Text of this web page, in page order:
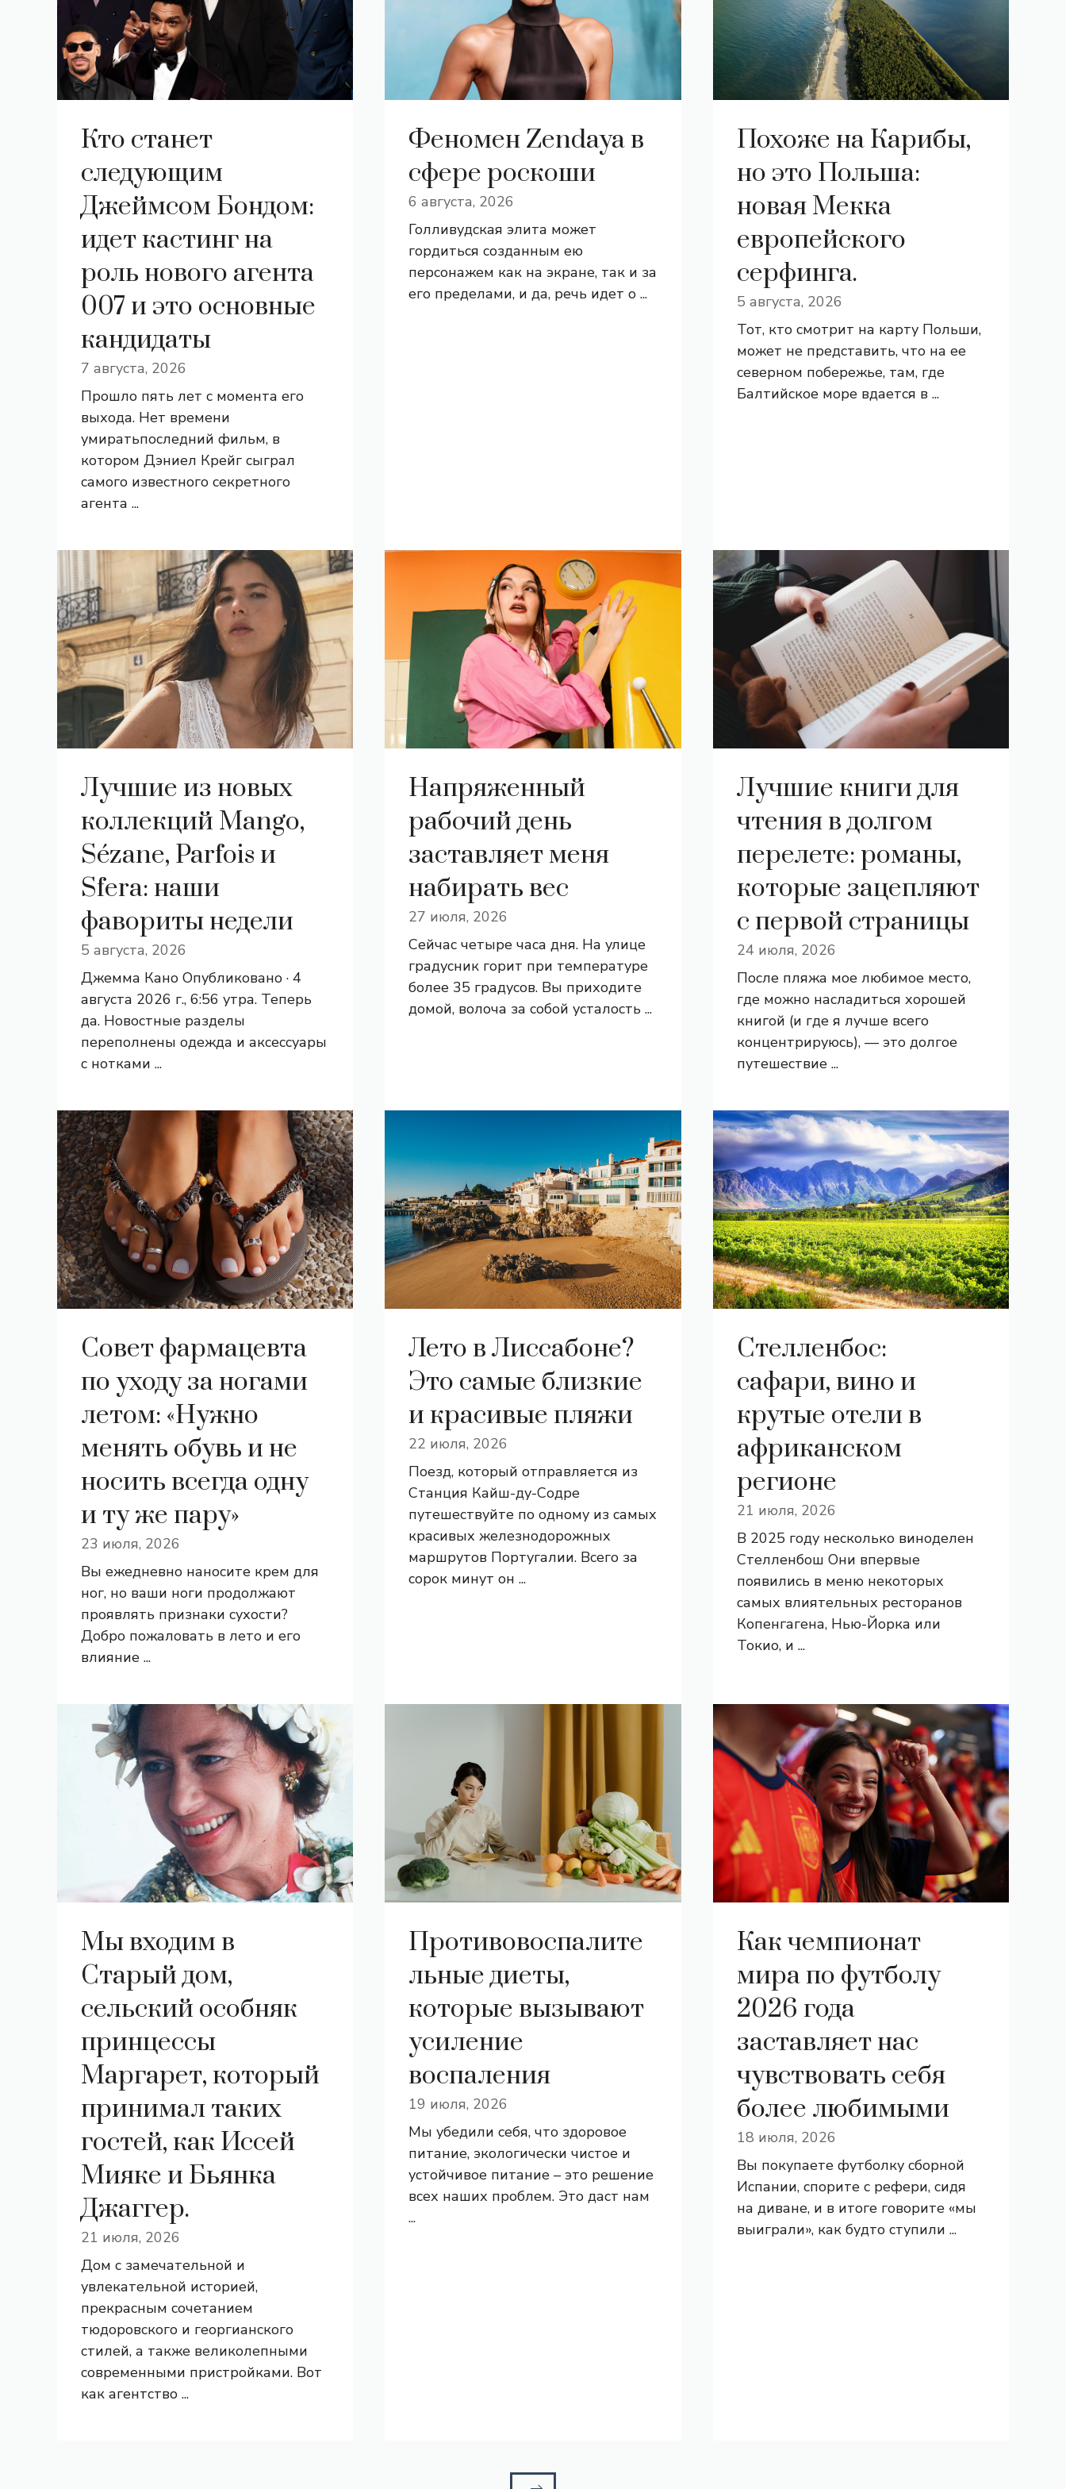
Кто станет
следующим
Джеймсом Бондом:
идет кастинг на
роль нового агента
007 и это основные
кандидаты
7 августа, 2026
Прошло пять лет с момента его
выхода. Нет времени
умиратьпоследний фильм, в
котором Дэниел Крейг сыграл
самого известного секретного
агента ...
Феномен Zendaya в
сфере роскоши
6 августа, 2026
Голливудская элита может
гордиться созданным ею
персонажем как на экране, так и за
его пределами, и да, речь идет о ...
Похоже на Карибы,
но это Польша:
новая Мекка
европейского
серфинга.
5 августа, 2026
Тот, кто смотрит на карту Польши,
может не представить, что на ее
северном побережье, там, где
Балтийское море вдается в ...
Лучшие из новых
коллекций Mango,
Sézane, Parfois и
Sfera: наши
фавориты недели
5 августа, 2026
Джемма Кано Опубликовано · 4
августа 2026 г., 6:56 утра. Теперь
да. Новостные разделы
переполнены одежда и аксессуары
с нотками ...
Напряженный
рабочий день
заставляет меня
набирать вес
27 июля, 2026
Сейчас четыре часа дня. На улице
градусник горит при температуре
более 35 градусов. Вы приходите
домой, волоча за собой усталость ...
Лучшие книги для
чтения в долгом
перелете: романы,
которые зацепляют
с первой страницы
24 июля, 2026
После пляжа мое любимое место,
где можно насладиться хорошей
книгой (и где я лучше всего
концентрируюсь), — это долгое
путешествие ...
Совет фармацевта
по уходу за ногами
летом: «Нужно
менять обувь и не
носить всегда одну
и ту же пару»
23 июля, 2026
Вы ежедневно наносите крем для
ног, но ваши ноги продолжают
проявлять признаки сухости?
Добро пожаловать в лето и его
влияние ...
Лето в Лиссабоне?
Это самые близкие
и красивые пляжи
22 июля, 2026
Поезд, который отправляется из
Станция Кайш-ду-Содре
путешествуйте по одному из самых
красивых железнодорожных
маршрутов Португалии. Всего за
сорок минут он ...
Стелленбос:
сафари, вино и
крутые отели в
африканском
регионе
21 июля, 2026
В 2025 году несколько виноделен
Стелленбош Они впервые
появились в меню некоторых
самых влиятельных ресторанов
Копенгагена, Нью-Йорка или
Токио, и ...
Мы входим в
Старый дом,
сельский особняк
принцессы
Маргарет, который
принимал таких
гостей, как Иссей
Мияке и Бьянка
Джаггер.
21 июля, 2026
Дом с замечательной и
увлекательной историей,
прекрасным сочетанием
тюдоровского и георгианского
стилей, а также великолепными
современными пристройками. Вот
как агентство ...
Противовоспалите
льные диеты,
которые вызывают
усиление
воспаления
19 июля, 2026
Мы убедили себя, что здоровое
питание, экологически чистое и
устойчивое питание – это решение
всех наших проблем. Это даст нам
...
Как чемпионат
мира по футболу
2026 года
заставляет нас
чувствовать себя
более любимыми
18 июля, 2026
Вы покупаете футболку сборной
Испании, спорите с рефери, сидя
на диване, и в итоге говорите «мы
выиграли», как будто ступили ...